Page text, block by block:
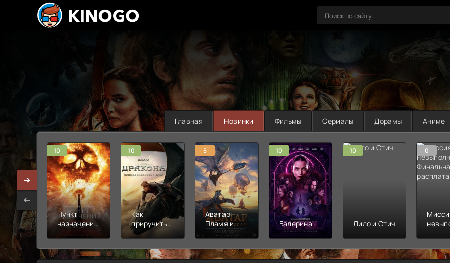
Главная Новинки Фильмы Сериалы Дорамы Аниме
10
Пункт
назначения:
10
Как
приручить
дракона
5
Аватар:
Пламя и
пепел
10
Балерина
10
Лило и Стич
0